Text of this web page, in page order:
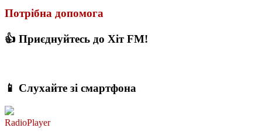
Потрібна допомога
👍 Приєднуйтесь до Хіт FM!
📱 Слухайте зі смартфона
RadioPlayer